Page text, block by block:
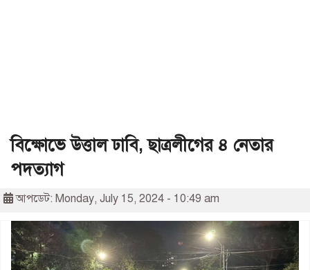
বিক্ষোভে উত্তাল ঢাবি, ছাত্রলীগের ৪ নেতার
পদত্যাগ
আপডেট: Monday, July 15, 2024 - 10:49 am